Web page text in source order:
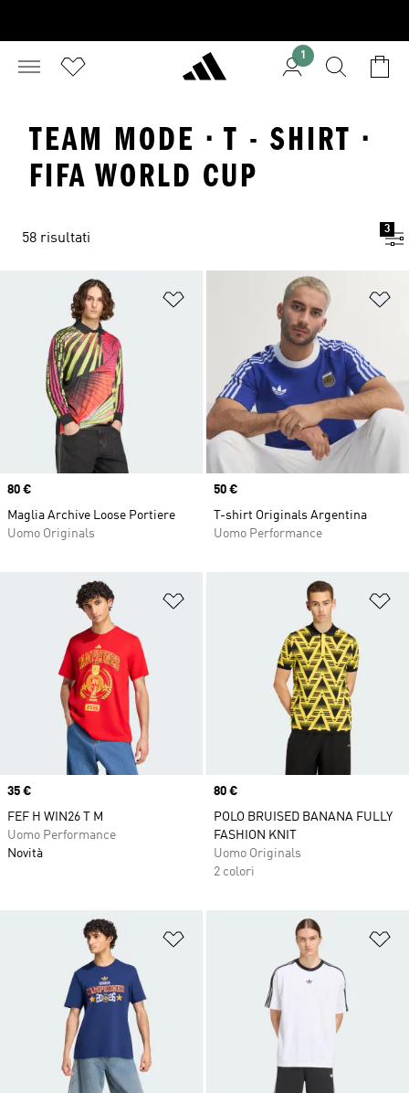
1
TEAM MODE · T - SHIRT ·
FIFA WORLD CUP
58 risultati
3
Aggiungi alla lista dei desideri
Price
80 €
Maglia Archive Loose Portiere
Uomo Originals
Price
50 €
T-shirt Originals Argentina
Uomo Performance
Aggiungi alla lista dei desideri
Price
35 €
FEF H WIN26 T M
Uomo Performance
Novità
Price
80 €
POLO BRUISED BANANA FULLY
FASHION KNIT
Uomo Originals
2 colori
Aggiungi alla lista dei desideri